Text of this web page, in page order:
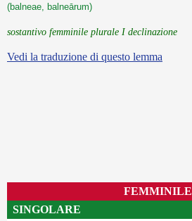
(balneae, balneārum)
sostantivo femminile plurale I declinazione
Vedi la traduzione di questo lemma
FEMMINILE
SINGOLARE